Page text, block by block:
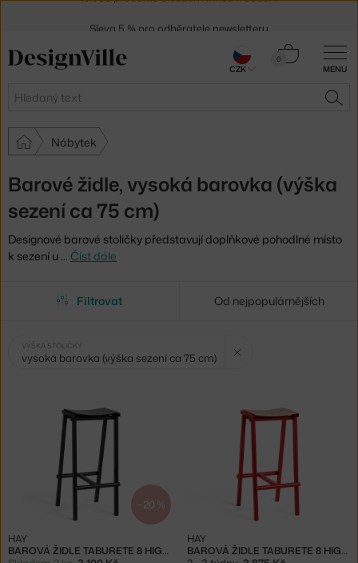
MENU
Hledat
0
Košík
Nábytek
Barové židle, vysoká barovka (výška
sezení ca 75 cm)
Designové barové stoličky představují doplňkové pohodlné místo
k sezení u … Číst dále
Filtrovat Od nejpopulárnějších
Vybrané
filtry:
VÝŠKA STOLIČKY
vysoká barovka (výška sezení ca 75 cm)
−20 %
BAROVÁ ŽIDLE TABURETE 8 HIGH, BLACK
HAY
BAROVÁ ŽIDLE TABURETE 8 HIGH, SIGNAL RED
HAY
CZK